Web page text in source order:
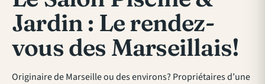
Jardin : Le rendez-
vous des Marseillais!
Originaire de Marseille ou des environs? Propriétaires d’une